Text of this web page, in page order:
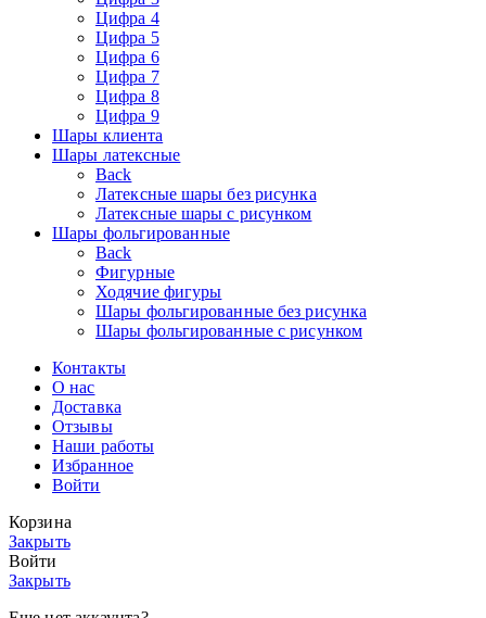
Цифра 4
Цифра 5
Цифра 6
Цифра 7
Цифра 8
Цифра 9
Шары клиента
Шары латексные
Back
Латексные шары без рисунка
Латексные шары с рисунком
Шары фольгированные
Back
Фигурные
Ходячие фигуры
Шары фольгированные без рисунка
Шары фольгированные с рисунком
Контакты
О нас
Доставка
Отзывы
Наши работы
Избранное
Войти
Корзина
Закрыть
Войти
Закрыть